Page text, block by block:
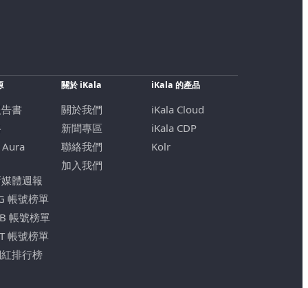
書
體週報
帳號榜單
帳號榜單
帳號榜單
排行榜
關於 iKala
關於我們
新聞專區
聯絡我們
加入我們
iKala 的產品
iKala Cloud
iKala CDP
Kolr